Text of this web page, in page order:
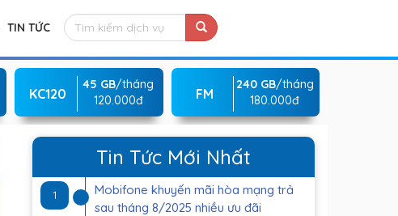
TIN TỨC
KC120
45 GB/tháng
120.000đ
FM
240 GB/tháng
180.000đ
Tin Tức Mới Nhất
1
Mobifone khuyến mãi hòa mạng trả
sau tháng 8/2025 nhiều ưu đãi